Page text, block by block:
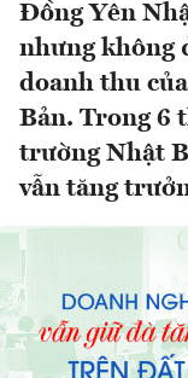
Đồng Yên
nhưng không
doanh thu
Bản. Trong 6
trường Nhật
vẫn tăng